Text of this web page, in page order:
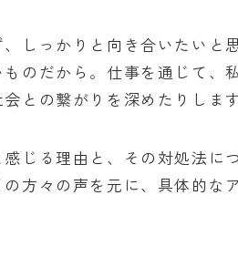
しっかりと向き合いたいと
のだから。仕事を通じて、
との繋がりを深めたりします
じる理由と、その対処法に
方々の声を元に、具体的な